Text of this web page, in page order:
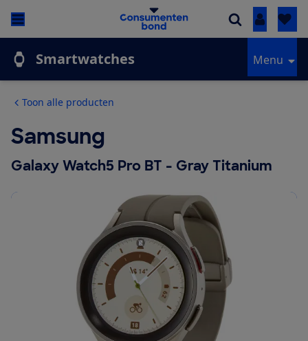
Inloggen
Smartwatches Menu
Toon alle producten
Samsung
Galaxy Watch5 Pro BT - Gray Titanium